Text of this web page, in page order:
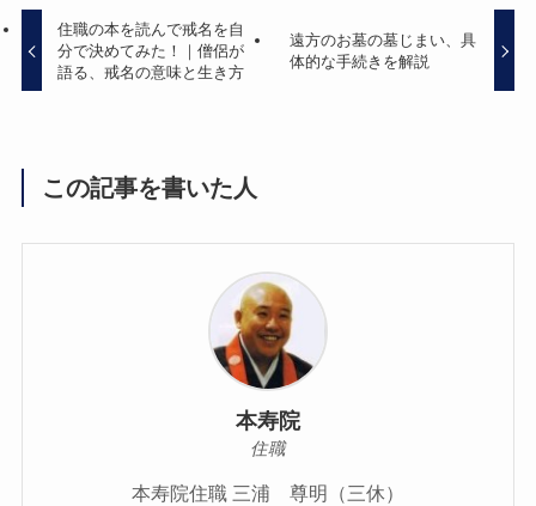
住職の本を読んで戒名を自
分で決めてみた！｜僧侶が
語る、戒名の意味と生き方
遠方のお墓の墓じまい、具
体的な手続きを解説
この記事を書いた人
本寿院
住職
本寿院住職 三浦 尊明（三休）